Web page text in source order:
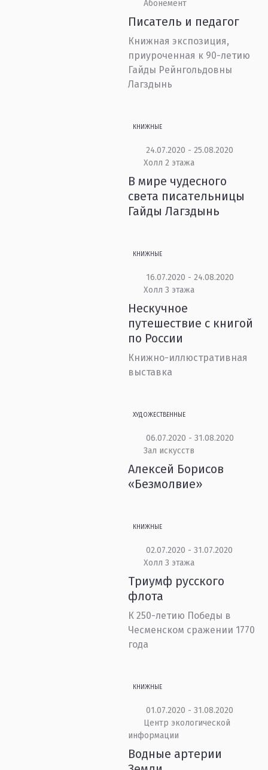
Абонемент
Писатель и педагог
Книжная экспозиция,
приуроченная к 90-летию
Гайды Рейнгольдовны
Лагздынь
КНИЖНЫЕ
24.07.2020 - 25.08.2020
Холл 2 этажа
В мире чудесного
света писательницы
Гайды Лагздынь
КНИЖНЫЕ
16.07.2020 - 24.08.2020
Холл 3 этажа
Нескучное
путешествие с книгой
по России
Книжно-иллюстративная
выставка
ХУДОЖЕСТВЕННЫЕ
06.07.2020 - 31.08.2020
Зал искусств
Алексей Борисов
«Безмолвие»
КНИЖНЫЕ
02.07.2020 - 31.07.2020
Холл 3 этажа
Триумф русского
флота
К 250-летию Победы в
Чесменском сражении 1770
года
КНИЖНЫЕ
01.07.2020 - 31.08.2020
Центр экологической
информации
Водные артерии